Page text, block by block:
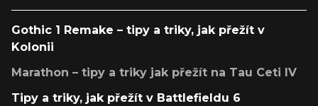
Gothic 1 Remake – tipy a triky, jak přežít v
Kolonii
Marathon – tipy a triky jak přežít na Tau Ceti IV
Tipy a triky, jak přežít v Battlefieldu 6